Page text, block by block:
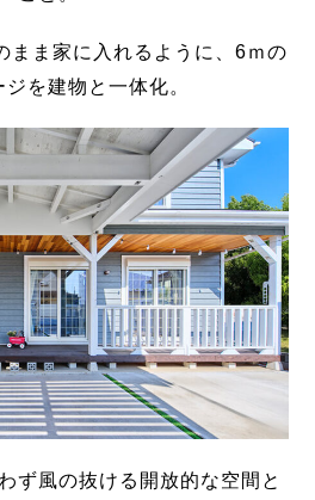
まま家に入れるように、6ｍの
を建物と一体化。
ず風の抜ける開放的な空間と